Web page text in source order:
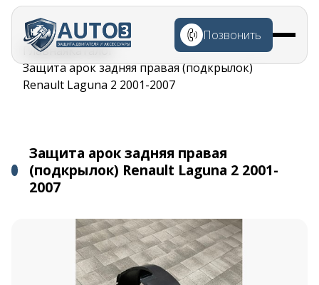
Перейти к
основному
содержанию
Позвонить
Строка
навигации
ГлавнаяКаталог
Защита арок задняя правая (подкрылок)
Renault Laguna 2 2001-2007
Защита арок задняя правая
(подкрылок) Renault Laguna 2 2001-
2007